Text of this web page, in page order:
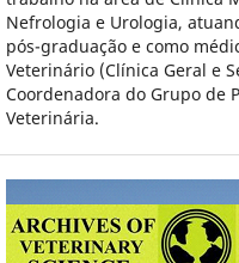
Nefrologia e Urologia,
pós-graduação e como
Veterinário (Clínica Geral e
Coordenadora do Grupo de
Veterinária.